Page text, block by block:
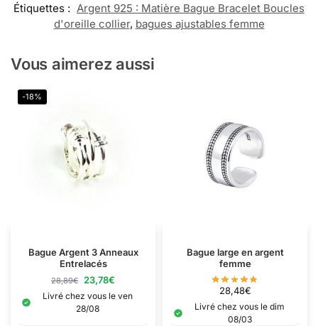
Étiquettes : Argent 925 : Matière Bague Bracelet Boucles
d'oreille collier, bagues ajustables femme
Vous aimerez aussi
-18%
Bague Argent 3 Anneaux
Entrelacés
28,89€ 23,78€
Livré chez vous le ven
28/08
Bague large en argent
femme
28,48€
Livré chez vous le dim
08/03